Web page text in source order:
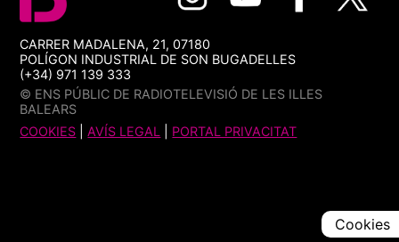
CARRER MADALENA, 21, 07180
POLÍGON INDUSTRIAL DE SON BUGADELLES
(+34) 971 139 333
© ENS PÚBLIC DE RADIOTELEVISIÓ DE LES ILLES
BALEARS
COOKIES |AVÍS LEGAL PORTAL PRIVACITAT
Cookies